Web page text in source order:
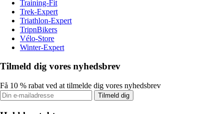
Training-Fit
Trek-Expert
Triathlon-Expert
TripnBikers
Vélo-Store
Winter-Expert
Tilmeld dig vores nyhedsbrev
Få 10 % rabat ved at tilmelde dig vores nyhedsbrev
Tilmeld dig